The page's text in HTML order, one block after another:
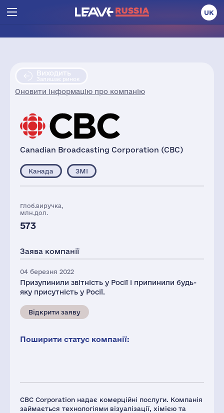
UK
Виходить
Залишає ринок
Оновити інформацію про компанію
Canadian Broadcasting Corporation (CBC)
CBC Corporation надає комерційні послуги. Компанія
займається технологіями візуалізації, хімією та
Канада ЗМІ
Глоб.виручка,
млн.дол.
573
Заява компанії
04 березня 2022
Призупинили звітність у Росії і припинили будь-
яку присутність у Росії.
Відкрити заяву
Поширити статус компанії: